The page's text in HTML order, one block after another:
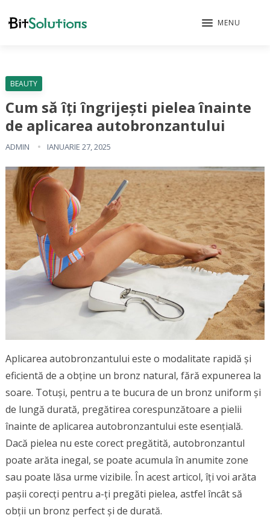
MENU
BEAUTY
Cum să îți îngrijești pielea înainte
de aplicarea autobronzantului
ADMIN IANUARIE 27, 2025
Aplicarea autobronzantului este o modalitate rapidă și
eficientă de a obține un bronz natural, fără expunerea la
soare. Totuși, pentru a te bucura de un bronz uniform și
de lungă durată, pregătirea corespunzătoare a pielii
înainte de aplicarea autobronzantului este esențială.
Dacă pielea nu este corect pregătită, autobronzantul
poate arăta inegal, se poate acumula în anumite zone
sau poate lăsa urme vizibile. În acest articol, îți voi arăta
pașii corecți pentru a-ți pregăti pielea, astfel încât să
obții un bronz perfect și de durată.